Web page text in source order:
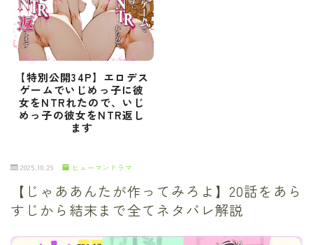
【特別公開34P】エロデス
ゲームでいじめっ子に彼
女をNTRれたので、いじ
めっ子の彼女をNTR返し
ます
2025.10.29 ヒューマンドラマ
【じゃああんたが作ってみろよ】20話をあら
すじから結末まで全てネタバレ解説